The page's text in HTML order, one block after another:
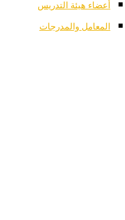
أعضاء هيئة التدريس
المعامل والمدرجات